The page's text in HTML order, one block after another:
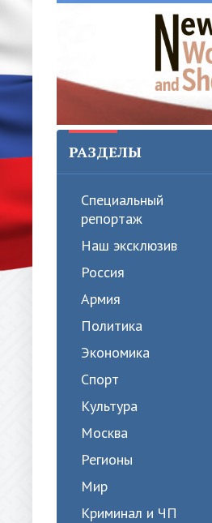
РАЗДЕЛЫ
Специальный
репортаж
Наш эксклюзив
Россия
Армия
Политика
Экономика
Спорт
Культура
Москва
Регионы
Мир
Криминал и ЧП